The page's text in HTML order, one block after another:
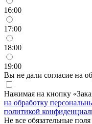
16:00
17:00
18:00
19:00
Вы не дали согласие на
Нажимая на кнопку
на обработку
политикой
Не все обязательные